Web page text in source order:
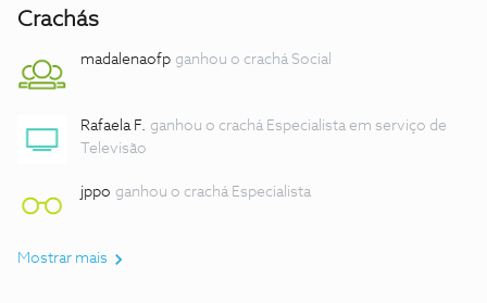
Crachás
madalenaofp ganhou o crachá Social
Rafaela F. ganhou o crachá Especialista em serviço de
Televisão
jppo ganhou o crachá Especialista
Mostrar mais